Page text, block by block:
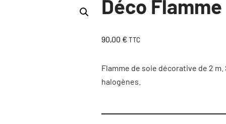
Déco Flamme
90,00 € TTC
Flamme de soie décorative de 2
halogènes.